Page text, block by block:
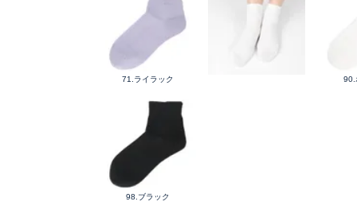
71.ライラック 90.
98.ブラック